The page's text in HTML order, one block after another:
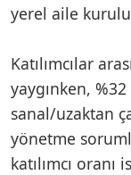
yerel aile
Katılımcılar
yaygınken,
sanal/uzaktan
yönetme
katılımcı oranı